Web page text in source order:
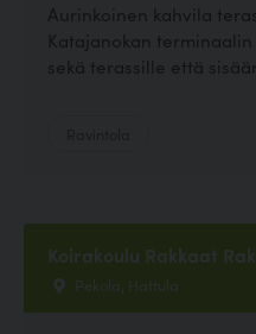
Aurinkoinen kahvila
Katajanokan
sekä terassille että
Koirakoulu Rakkaat
Pekola, Hattula